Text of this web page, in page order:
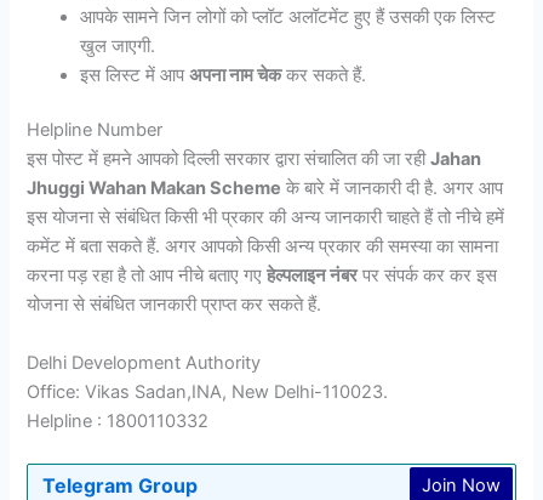
आपके सामने जिन लोगों को प्लॉट अलॉटमेंट हुए हैं उसकी एक लिस्ट
खुल जाएगी.
इस लिस्ट में आपअपना नाम चेककर सकते हैं.
Helpline Number
इस पोस्ट में हमने आपको दिल्ली सरकार द्वारा संचालित की जा रहीJahan
Jhuggi Wahan Makan Scheme के बारे में जानकारी दी है. अगर आप
इस योजना से संबंधित किसी भी प्रकार की अन्य जानकारी चाहते हैं तो नीचे हमें
कमेंट में बता सकते हैं. अगर आपको किसी अन्य प्रकार की समस्या का सामना
करना पड़ रहा है तो आप नीचे बताए गएहेल्पलाइन नंबरपर संपर्क कर कर इस
योजना से संबंधित जानकारी प्राप्त कर सकते हैं.
Delhi Development Authority
Office: Vikas Sadan,INA, New Delhi-110023.
Helpline : 1800110332
Telegram Group Join Now